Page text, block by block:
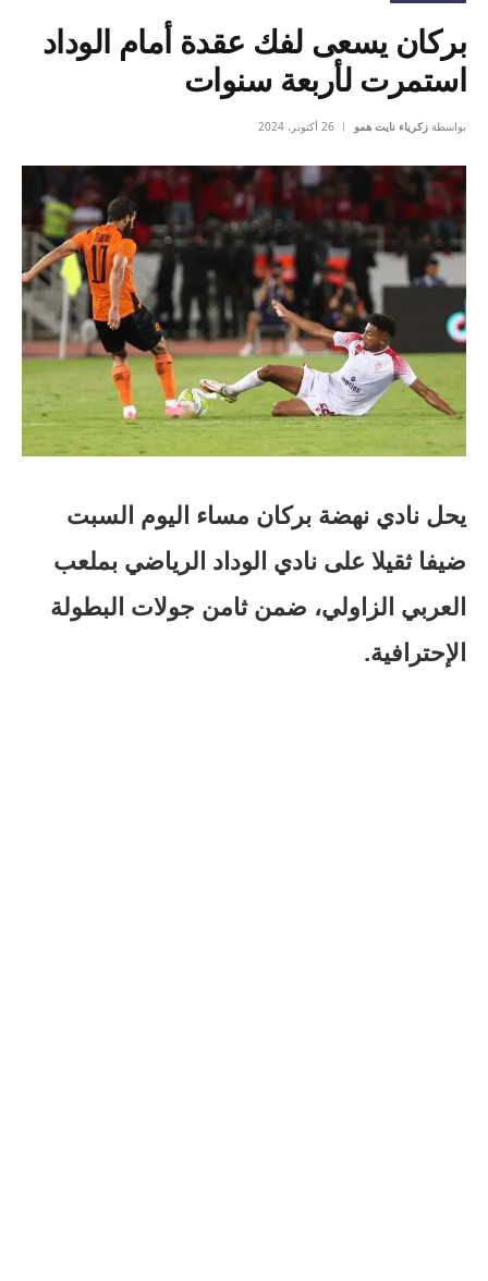
بركان يسعى لفك عقدة أمام الوداد
استمرت لأربعة سنوات
بواسطة زكرياء نايت همو 26 أكتوبر، 2024
يحل نادي نهضة بركان مساء اليوم السبت
ضيفا ثقيلا على نادي الوداد الرياضي بملعب
العربي الزاولي، ضمن ثامن جولات البطولة
الإحترافية.